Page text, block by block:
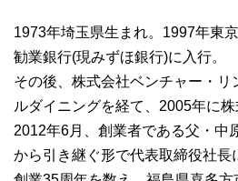
1973年埼玉県生まれ。1997年東
勧業銀行(現みずほ銀行)に入行。
その後、株式会社ベンチャー・
ルダイニングを経て、2005年に株
2012年6月、創業者である父・中
から引き継ぐ形で代表取締役社長